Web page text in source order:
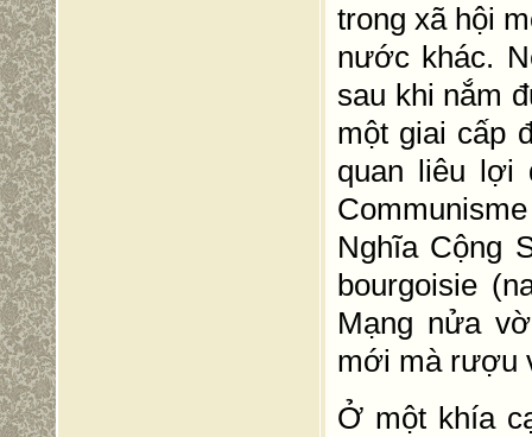
trong xã hội
nước khác.
sau khi nắm
một giai cấp
quan liêu lợi
Nghĩa Cộng
bourgoisie
Mạng nửa
mới mà rượu
Ở một khía